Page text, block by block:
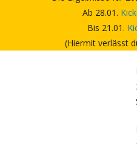
Ab 28.01.
Bis 21.01.
(Hiermit verlässt